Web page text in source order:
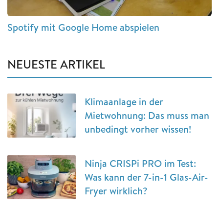
Spotify mit Google Home abspielen
NEUESTE ARTIKEL
Klimaanlage in der
Mietwohnung: Das muss man
unbedingt vorher wissen!
Ninja CRISPi PRO im Test:
Was kann der 7-in-1 Glas-Air-
Fryer wirklich?